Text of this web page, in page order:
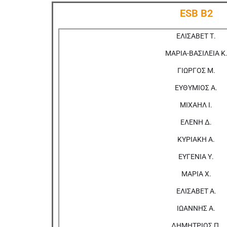
ESB B2
ΕΛΙΣΑΒΕΤ Τ.
ΜΑΡΙΑ-ΒΑΣΙΛΕΙΑ Κ.
ΓΙΩΡΓΟΣ Μ.
ΕΥΘΥΜΙΟΣ Α.
ΜΙΧΑΗΛ Ι.
ΕΛΕΝΗ Δ.
ΚΥΡΙΑΚΗ Α.
ΕΥΓΕΝΙΑ Υ.
ΜΑΡΙΑ Χ.
ΕΛΙΣΑΒΕΤ Α.
ΙΩΑΝΝΗΣ Α.